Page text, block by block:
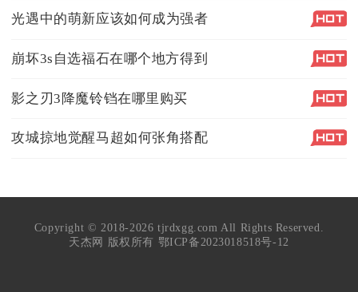
光遇中的萌新应该如何成为强者
崩坏3s自选福石在哪个地方得到
影之刃3降魔铃铛在哪里购买
攻城掠地觉醒马超如何张角搭配
Copyright © 2018-2026 tjrdxgg.com All Rights Reserved.
天杰网 版权所有 鄂ICP备2023018518号-12